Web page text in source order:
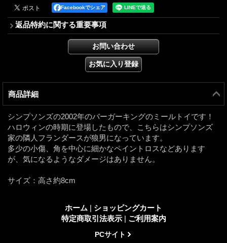
Facebookでシェア
返品特約に関する重要事項
商品詳細
シンプソンズの2002年のバーガーキングのミールトイです！
ハロウィンの時期に登場したもので、こちらはシンプソンズ
家の隣人フランダースが狼男になっています。
多少の小傷、角を中心に細かなペイントロスなどあります
が、気になるようなダメージはありません。
サイズ：高さ約8cm
ホーム | ショッピングカート
特定商取引法表示 | ご利用案内
PCサイト